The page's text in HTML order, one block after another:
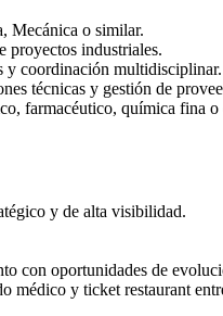
Mecánica o similar.
proyectos industriales.
y coordinación multidisciplinar.
técnicas y gestión de
farmacéutico, química fina
y de alta visibilidad.
con oportunidades de
médico y ticket restaurant